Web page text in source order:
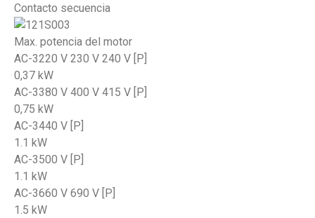
Contacto secuencia
Max. potencia del motor
AC-3220 V 230 V 240 V [P]
0,37 kW
AC-3380 V 400 V 415 V [P]
0,75 kW
AC-3440 V [P]
1.1 kW
AC-3500 V [P]
1.1 kW
AC-3660 V 690 V [P]
1.5 kW